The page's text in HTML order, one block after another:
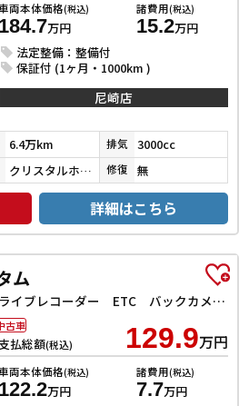
両本体価格(税込)
184.7万円
諸費用(税込)
15.2万円
法定整備：整備付
保証付 (1ヶ月・1000km )
尼崎店
6.4万km 排気 3000cc
クリスタルホワイトパール３コートパール 修復 無
詳細はこちら
ム
G・Lホンダセンシング ドライブレコーダー ETC バックカメラ 両側スライド・片側電動 ナビ TV クリアランスソナー オートクルーズコントロール レーンアシスト 衝突被害軽減システム オートライト スマートキー
支払総額(税込) 129.9万円
両本体価格(税込)
122.2万円
諸費用(税込)
7.7万円
古車